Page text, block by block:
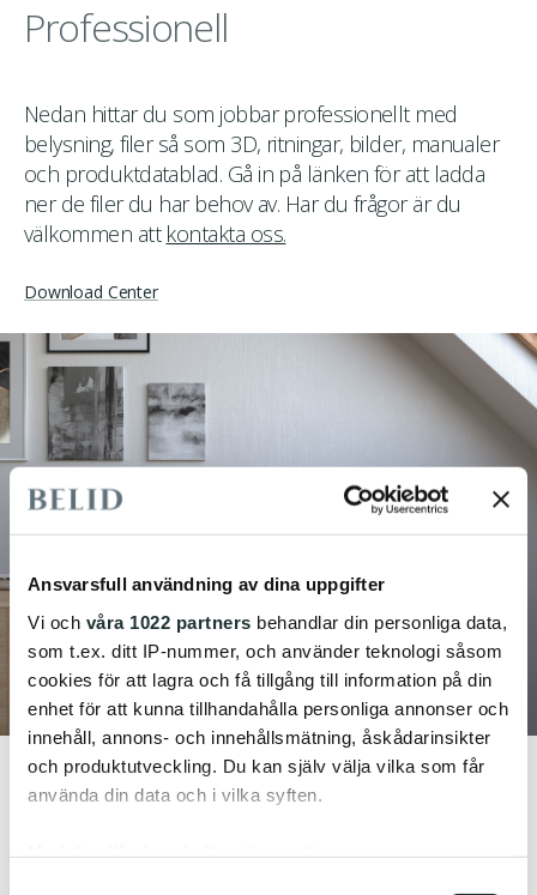
Ansvarsfull användning av dina uppgifter
Vi och våra 1022 partners behandlar din personliga data,
som t.ex. ditt IP-nummer, och använder teknologi såsom
cookies för att lagra och få tillgång till information på din
enhet för att kunna tillhandahålla personliga annonser och
innehåll, annons- och innehållsmätning, åskådarinsikter
och produktutveckling. Du kan själv välja vilka som får
använda din data och i vilka syften.
Professionell
Nedan hittar du som jobbar professionellt med
belysning, filer så som 3D, ritningar, bilder, manualer
och produktdatablad. Gå in på länken för att ladda
ner de filer du har behov av. Har du frågor är du
välkommen att kontakta oss.
Download Center